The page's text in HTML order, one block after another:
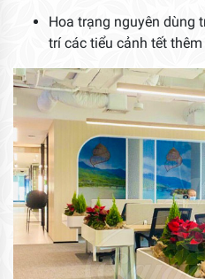
Hoa trạng nguyên dùng
trí các tiểu cảnh tết